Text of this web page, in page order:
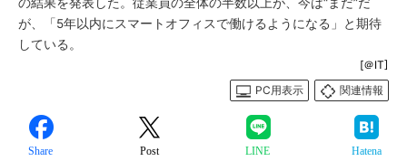
が、「5年以内にスマートオフィスで働けるようになる」と期待
している。
[＠IT]
PC用表示
関連情報
Share Post LINE Hatena